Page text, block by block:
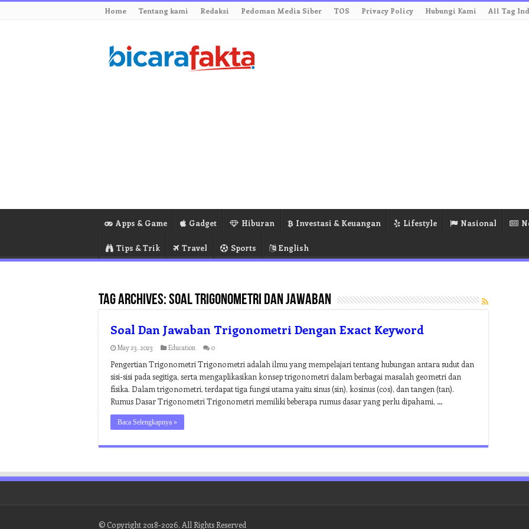
Home Tentang kami Redaksi Pedoman Media Siber TOS Privacy Policy Hubungi Kami All Tag
Apps & Game Gadget Hiburan Investasi & Keuangan Lifestyle Nasional
Tips & Trik Travel Sports English
Tag Archives:soal trigonometri dan jawaban
Soal Dan Jawaban Trigonometri Dengan Exact Keyword
May 23, 2023 Education 0
Pengertian Trigonometri Trigonometri adalah ilmu yang mempelajari tentang hubungan antara sudut dan
sisi-sisi pada segitiga, serta mengaplikasikan konsep trigonometri dalam berbagai masalah geometri dan
fisika. Dalam trigonometri, terdapat tiga fungsi utama yaitu sinus (sin), kosinus (cos), dan tangen (tan).
Rumus Dasar Trigonometri Trigonometri memiliki beberapa rumus dasar yang perlu dipahami, …
Baca Selengkapnya »
© Copyright 2018-2026, All Rights Reserved